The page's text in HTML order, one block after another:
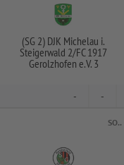
(SG 2) DJK Michelau i.
Steigerwald 2/FC 1917
Gerolzhofen e.V. 3
- -
SO..